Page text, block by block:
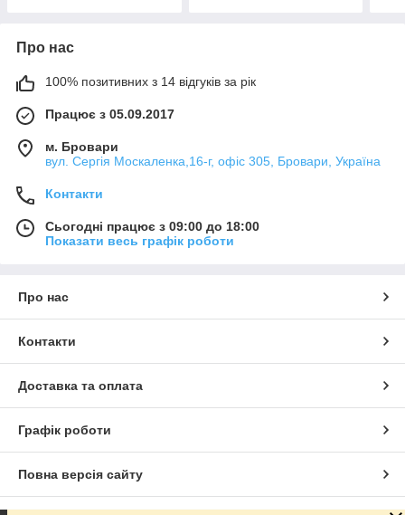
Про нас
100% позитивних з 14 відгуків за рік
Працює з 05.09.2017
м. Бровари
вул. Сергія Москаленка,16-г, офіс 305, Бровари, Україна
Контакти
Сьогодні працює з 09:00 до 18:00
Показати весь графік роботи
Про нас
Контакти
Доставка та оплата
Графік роботи
Повна версія сайту